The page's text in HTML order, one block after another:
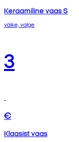
Keraamiline vaas S
väike, valge
3
€
Klaasist vaas